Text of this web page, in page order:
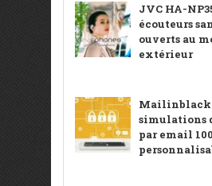
JVC HA-
écouteurs
ouverts au
extérieur
Mailinblack
simulations
par email